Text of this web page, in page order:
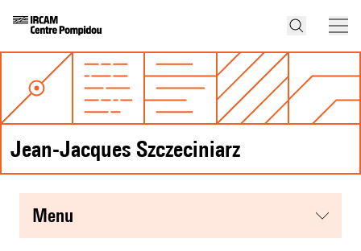
Jean-Jacques Szczeciniarz
menu